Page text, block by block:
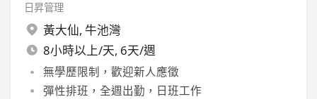
日昇管理
黃大仙, 牛池灣
8小時以上/天, 6天/週
無學歷限制，歡迎新人應徵
彈性排班，全週出勤，日班工作